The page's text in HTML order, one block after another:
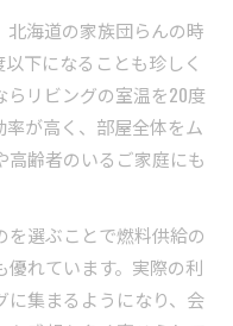
海道の家族団らんの時
下になることも珍しく
らリビングの室温を20度
が高く、部屋全体をム
高齢者のいるご家庭にも
を選ぶことで燃料供給の
れています。実際の利
に集まるようになり、会